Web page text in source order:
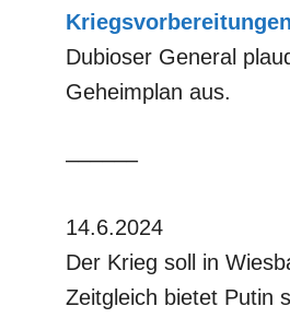
Dubioser General
Geheimplan aus.
––––––
14.6.2024
Der Krieg soll in
Zeitgleich bietet Putin